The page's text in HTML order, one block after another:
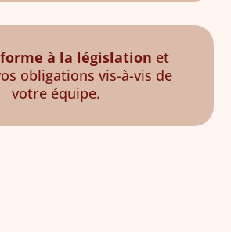
à la législation et
obligations vis-à-vis de
votre équipe.